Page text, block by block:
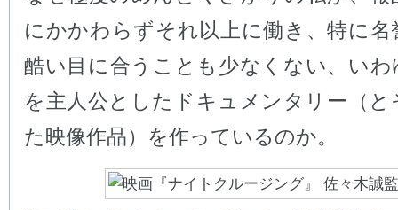
にかかわらずそれ以上に働き、特に名
酷い目に合うことも少なくない、いわ
を主人公としたドキュメンタリー（と
た映像作品）を作っているのか。